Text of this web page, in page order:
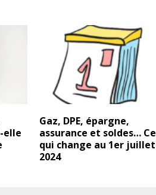
elle
Gaz, DPE, épargne,
assurance et soldes… Ce
qui change au 1er juillet
2024